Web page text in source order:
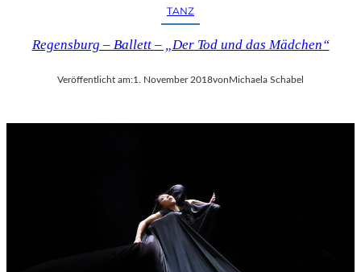
TANZ
Regensburg – Ballett – „Der Tod und das Mädchen“
Veröffentlicht am:1. November 2018vonMichaela Schabel